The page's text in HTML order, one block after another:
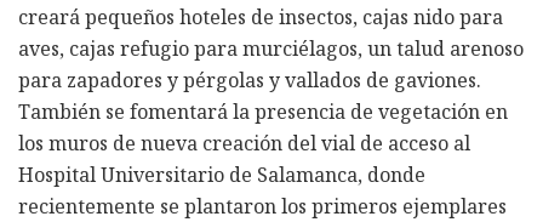
creará pequeños hoteles de insectos, cajas nido para
aves, cajas refugio para murciélagos, un talud arenoso
para zapadores y pérgolas y vallados de gaviones.
También se fomentará la presencia de vegetación en
los muros de nueva creación del vial de acceso al
Hospital Universitario de Salamanca, donde
recientemente se plantaron los primeros ejemplares